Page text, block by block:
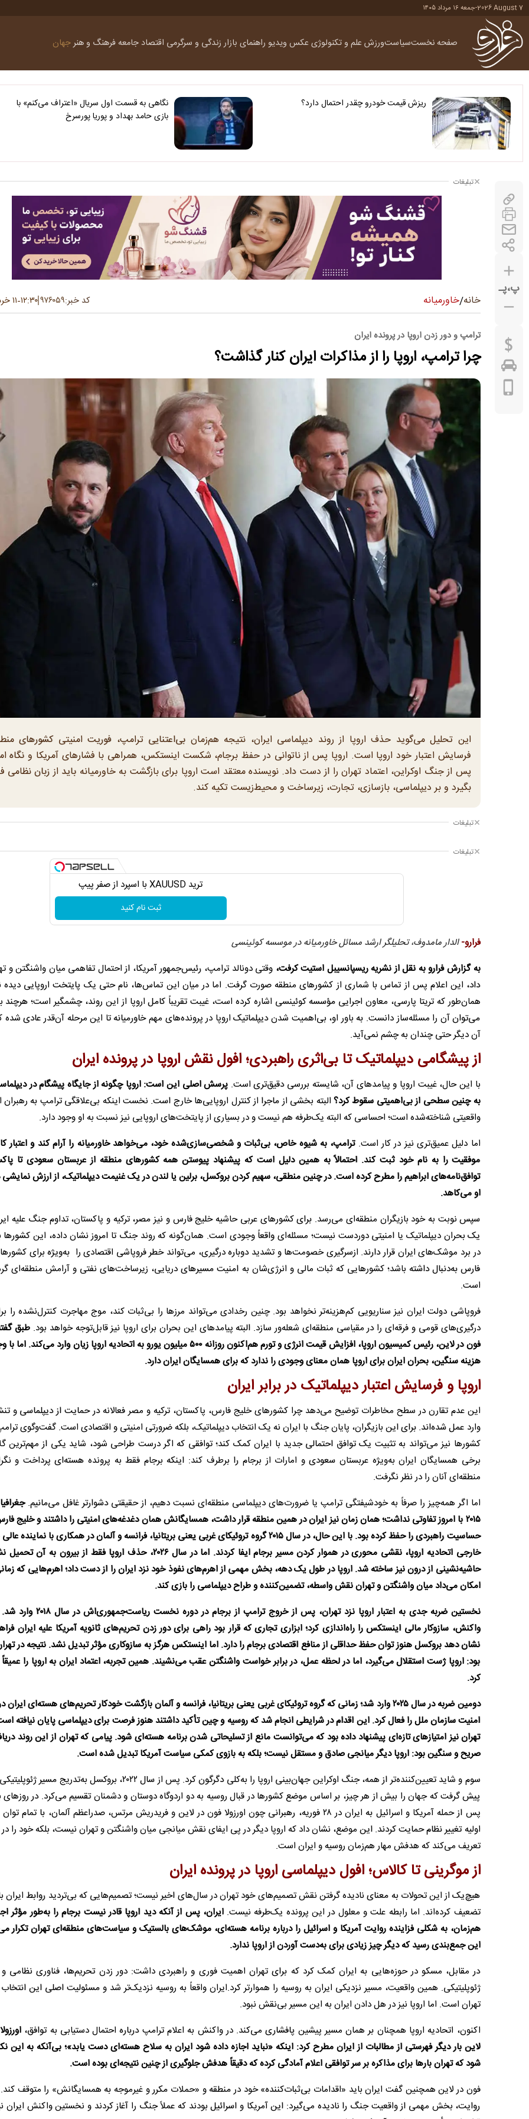
2026 August 7
-جمعه ۱۶ مرداد ۱۴۰۵
صفحه نخستسیاستورزش علم و تکنولوژی عکس ویدیو راهنمای بازارزندگی و سرگرمی اقتصاد جامعهفرهنگ و هنرجهان
ریزش قیمت خودرو چقدر احتمال دارد؟
نگاهی به قسمت اول سریال «اعتراف می‌کنم» با
بازی حامد بهداد و پوریا پورسرخ
پ،پـ
تبلیغات
خانه/خاورمیانه کد خبر:۹۷۶۰۵۹۱۲:۳۰-۱۱ خرداد ۱۴۰۵
ترامپ و دور زدن اروپا در پرونده ایران
چرا ترامپ، اروپا را از مذاکرات ایران کنار گذاشت؟
این تحلیل می‌گوید حذف اروپا از روند دیپلماسی ایران، نتیجه هم‌زمان بی‌اعتنایی ترامپ، فوریت امنیتی کشورهای
فرسایش اعتبار خود اروپا است. اروپا پس از ناتوانی در حفظ برجام، شکست اینستکس، همراهی با فشارهای آمریکا و نگاه
پس از جنگ اوکراین، اعتماد تهران را از دست داد. نویسنده معتقد است اروپا برای بازگشت به خاورمیانه باید از زبان نظامی
بگیرد و بر دیپلماسی، بازسازی، تجارت، زیرساخت و محیط‌زیست تکیه کند.
تبلیغات
تبلیغات
ترید XAUUSD با اسپرد از صفر پیپ
ثبت نام کنید
فرارو- الدار مامدوف، تحلیلگر ارشد مسائل خاورمیانه در موسسه کوئینسی
به گزارش فرارو به نقل از نشریه ریسپانسیبل استیت کرفت، وقتی دونالد ترامپ، رئیس‌جمهور آمریکا، از احتمال تفاهمی میان واشنگتن و
داد، این اعلام پس از تماس با شماری از کشورهای منطقه صورت گرفت. اما در میان این تماس‌ها، نام حتی یک پایتخت اروپایی
همان‌طور که تریتا پارسی، معاون اجرایی مؤسسه کوئینسی اشاره کرده است، غیبت تقریباً کامل اروپا از این روند، چشمگیر است؛
می‌توان آن را مسئله‌ساز دانست. به باور او، بی‌اهمیت شدن دیپلماتیک اروپا در پرونده‌های مهم خاورمیانه تا این مرحله آن‌قدر عادی
آن دیگر حتی چندان به چشم نمی‌آید.
از پیشگامی دیپلماتیک تا بی‌اثری راهبردی؛ افول نقش اروپا در پرونده ایران
با این حال، غیبت اروپا و پیامدهای آن، شایسته بررسی دقیق‌تری است. پرسش اصلی این است: اروپا چگونه از جایگاه پیشگام در
به چنین سطحی از بی‌اهمیتی سقوط کرد؟البته بخشی از ماجرا از کنترل اروپایی‌ها خارج است. نخست اینکه بی‌علاقگی ترامپ به رهبران
واقعیتی شناخته‌شده است؛ احساسی که البته یک‌طرفه هم نیست و در بسیاری از پایتخت‌های اروپایی نیز نسبت به او وجود دارد.
اما دلیل عمیق‌تری نیز در کار است.ترامپ، به شیوه خاص، بی‌ثبات و شخصی‌سازی‌شده خود، می‌خواهد خاورمیانه را آرام کند و اعتبار
موفقیت را به نام خود ثبت کند. احتمالاً به همین دلیل است که پیشنهاد پیوستن همه کشورهای منطقه از عربستان سعودی تا
توافق‌نامه‌های ابراهیم را مطرح کرده است. در چنین منطقی، سهیم کردن بروکسل، برلین یا لندن در یک غنیمت دیپلماتیک، از ارزش نمایشی
او می‌کاهد.
سپس نوبت به خود بازیگران منطقه‌ای می‌رسد. برای کشورهای عربی حاشیه خلیج فارس و نیز مصر، ترکیه و پاکستان، تداوم جنگ علیه
یک بحران دیپلماتیک یا امنیتی دوردست نیست؛ مسئله‌ای واقعاً وجودی است. همان‌گونه که روند جنگ تا امروز نشان داده، این کشورها
در برد موشک‌های ایران قرار دارند. ازسرگیری خصومت‌ها و تشدید دوباره درگیری، می‌تواند خطر فروپاشی اقتصادی را به‌ویژه برای
فارس به‌دنبال داشته باشد؛ کشورهایی که ثبات مالی و انرژی‌شان به امنیت مسیرهای دریایی، زیرساخت‌های نفتی و آرامش منطقه‌ای
است.
فروپاشی دولت ایران نیز سناریویی کم‌هزینه‌تر نخواهد بود. چنین رخدادی می‌تواند مرزها را بی‌ثبات کند، موج مهاجرت کنترل‌نشده را
درگیری‌های قومی و فرقه‌ای را در مقیاسی منطقه‌ای شعله‌ور سازد. البته پیامدهای این بحران برای اروپا نیز قابل‌توجه خواهد بود. طبق
فون در لاین، رئیس کمیسیون اروپا، افزایش قیمت انرژی و تورم هم‌اکنون روزانه ۵۰۰ میلیون یورو به اتحادیه اروپا زیان وارد
هزینه سنگین، بحران ایران برای اروپا همان معنای وجودی را ندارد که برای همسایگان ایران دارد.
اروپا و فرسایش اعتبار دیپلماتیک در برابر ایران
این عدم تقارن در سطح مخاطرات توضیح می‌دهد چرا کشورهای خلیج فارس، پاکستان، ترکیه و مصر فعالانه در حمایت از دیپلماسی و
وارد عمل شده‌اند. برای این بازیگران، پایان جنگ با ایران نه یک انتخاب دیپلماتیک، بلکه ضرورتی امنیتی و اقتصادی است. گفت‌وگوی
کشورها نیز می‌تواند به تثبیت یک توافق احتمالی جدید با ایران کمک کند؛ توافقی که اگر درست طراحی شود، شاید یکی از مهم‌ترین
برخی همسایگان ایران به‌ویژه عربستان سعودی و امارات از برجام را برطرف کند: اینکه برجام فقط به پرونده هسته‌ای پرداخت و
منطقه‌ای آنان را در نظر نگرفت.
اما اگر همه‌چیز را صرفاً به خودشیفتگی ترامپ یا ضرورت‌های دیپلماسی منطقه‌ای نسبت دهیم، از حقیقتی دشوارتر غافل می‌مانیم.
۲۰۱۵ با امروز تفاوتی نداشت؛ همان زمان نیز ایران در همین منطقه قرار داشت، همسایگانش همان دغدغه‌های امنیتی را داشتند و خلیج
حساسیت راهبردی را حفظ کرده بود. با این حال، در سال ۲۰۱۵ گروه تروئیکای غربی یعنی بریتانیا، فرانسه و آلمان در همکاری با
خارجی اتحادیه اروپا، نقشی محوری در هموار کردن مسیر برجام ایفا کردند. اما در سال ۲۰۲۶، حذف اروپا فقط از
حاشیه‌نشینی از درون نیز ساخته شد. اروپا در طول یک دهه، بخش مهمی از اهرم‌های نفوذ خود نزد ایران را از دست داد؛ اهرم‌هایی که
امکان می‌داد میان واشنگتن و تهران نقش واسطه، تضمین‌کننده و طراح دیپلماسی را بازی کند.
نخستین ضربه جدی به اعتبار اروپا نزد تهران، پس از خروج ترامپ از
واکنش، سازوکار مالی اینستکس را راه‌اندازی کرد؛ ابزاری تجاری که قرار بود راهی برای دور زدن تحریم‌های ثانویه آمریکا علیه ایران
نشان دهد بروکسل هنوز توان حفظ حداقلی از منافع اقتصادی برجام را دارد. اما اینستکس هرگز به سازوکاری مؤثر تبدیل نشد. نتیجه در
بود: اروپا ژست استقلال می‌گیرد، اما در لحظه عمل، در برابر خواست واشنگتن عقب می‌نشیند. همین تجربه، اعتماد ایران به اروپا را
کرد.
دومین ضربه در سال ۲۰۲۵ وارد شد؛ زمانی که گروه تروئیکای غربی یعنی بریتانیا، فرانسه و آلمان بازگشت خودکار تحریم‌های هسته‌ای
امنیت سازمان ملل را فعال کرد. این اقدام در شرایطی انجام شد که روسیه و چین تأکید داشتند هنوز فرصت برای دیپلماسی پایان نیافته
تهران نیز امتیازهای تازه‌ای پیشنهاد داده بود که می‌توانست مانع از تسلیحاتی شدن برنامه هسته‌ای شود. پیامی که تهران از این روند
صریح و سنگین بود: اروپا دیگر میانجی صادق و مستقل نیست؛ بلکه به بازوی کمکی سیاست آمریکا تبدیل شده است.
سوم و شاید تعیین‌کننده‌تر از همه، جنگ اوکراین جهان‌بینی اروپا را به‌کلی دگرگون کرد. پس از سال ۲۰۲۲، بروکسل
پیش گرفت که جهان را بیش از هر چیز، بر اساس موضع کشورها در قبال روسیه به دو اردوگاه دوستان و دشمنان تقسیم می‌کرد. در روزهای
پس از حمله آمریکا و اسرائیل به ایران در ۲۸ فوریه، رهبرانی چون اورزولا فون در لاین و فریدریش مرتس، صدراعظم آلمان، با تمام
اولیه تغییر نظام حمایت کردند. این موضع، نشان داد که اروپا دیگر در پی ایفای نقش میانجی میان واشنگتن و تهران نیست، بلکه خود را
تعریف می‌کند که هدفش مهار هم‌زمان روسیه و ایران است.
از موگرینی تا کالاس؛ افول دیپلماسی اروپا در پرونده ایران
هیچ‌یک از این تحولات به معنای نادیده گرفتن نقش تصمیم‌های خود تهران در سال‌های اخیر نیست؛ تصمیم‌هایی که بی‌تردید روابط ایران با
تضعیف کرده‌اند. اما رابطه علت و معلول در این پرونده یک‌طرفه نیست.ایران، پس از آنکه دید اروپا قادر نیست برجام را به‌طور مؤثر
هم‌زمان، به شکلی فزاینده روایت آمریکا و اسرائیل را درباره برنامه هسته‌ای، موشک‌های بالستیک و سیاست‌های منطقه‌ای تهران تکرار
این جمع‌بندی رسید که دیگر چیز زیادی برای به‌دست آوردن از اروپا ندارد.
در مقابل، مسکو در حوزه‌هایی به ایران کمک کرد که برای تهران اهمیت فوری و راهبردی داشت: دور زدن تحریم‌ها، فناوری نظامی
ژئوپلیتیکی. همین واقعیت، مسیر نزدیکی ایران به روسیه را هموارتر کرد.ایران واقعاً به روسیه نزدیک‌تر شد و مسئولیت اصلی این
تهران است. اما اروپا نیز در هل دادن ایران به این مسیر بی‌نقش نبود.
اکنون، اتحادیه اروپا همچنان بر همان مسیر پیشین پافشاری می‌کند. در واکنش به اعلام ترامپ درباره احتمال دستیابی به توافق،
لاین بار دیگر فهرستی از مطالبات از ایران مطرح کرد: اینکه «نباید اجازه داده شود ایران به سلاح هسته‌ای دست یابد»؛ بی‌آنکه به این
شود که تهران بارها برای مذاکره بر سر توافقی اعلام آمادگی کرده که دقیقاً هدفش جلوگیری از چنین نتیجه‌ای بوده است.
فون در لاین همچنین گفت ایران باید «اقدامات بی‌ثبات‌کننده» خود در منطقه و «حملات مکرر و غیرموجه به همسایگانش» را متوقف کند.
روایت، بخش مهمی از واقعیت جنگ را نادیده می‌گیرد: این آمریکا و اسرائیل بودند که عملاً جنگ را آغاز کردند و نخستین واکنش ایران